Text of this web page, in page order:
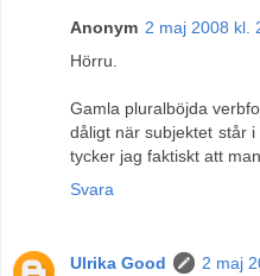
Anonym 2 maj 2008 kl.
Hörru.
Gamla pluralböjda
dåligt när subjektet står
tycker jag faktiskt att
Svara
Ulrika Good
2 maj